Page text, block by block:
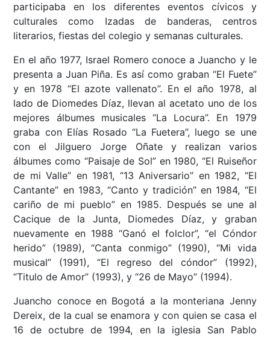
participaba en los diferentes eventos cívicos y
culturales como Izadas de banderas, centros
literarios, fiestas del colegio y semanas culturales.
En el año 1977, Israel Romero conoce a Juancho y le
presenta a Juan Piña. Es así como graban “El Fuete”
y en 1978 “El azote vallenato”. En el año 1978, al
lado de Diomedes Díaz, llevan al acetato uno de los
mejores álbumes musicales “La Locura”. En 1979
graba con Elías Rosado “La Fuetera”, luego se une
con el Jilguero Jorge Oñate y realizan varios
álbumes como “Paisaje de Sol” en 1980, “El Ruiseñor
de mi Valle” en 1981, “13 Aniversario” en 1982, “El
Cantante” en 1983, “Canto y tradición” en 1984, “El
cariño de mi pueblo” en 1985. Después se une al
Cacique de la Junta, Diomedes Díaz, y graban
nuevamente en 1988 “Ganó el folclor”, “el Cóndor
herido” (1989), “Canta conmigo” (1990), “Mi vida
musical” (1991), “El regreso del cóndor” (1992),
“Titulo de Amor” (1993), y “26 de Mayo” (1994).
Juancho conoce en Bogotá a la monteriana Jenny
Dereix, de la cual se enamora y con quien se casa el
16 de octubre de 1994, en la iglesia San Pablo